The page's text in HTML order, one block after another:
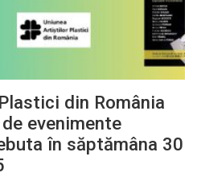
din România
evenimente
în săptămâna 30